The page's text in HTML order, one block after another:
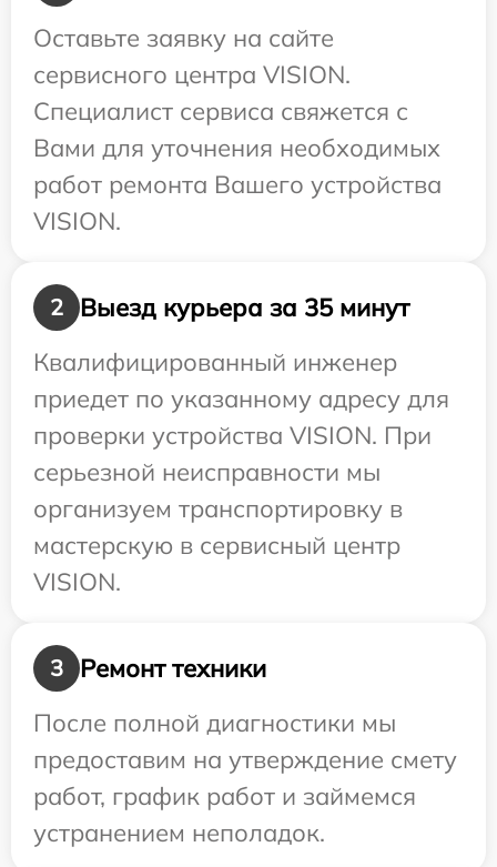
Оставьте заявку на сайте
сервисного центра VISION.
Специалист сервиса свяжется с
Вами для уточнения необходимых
работ ремонта Вашего устройства
VISION.
2
Выезд курьера за 35 минут
Квалифицированный инженер
приедет по указанному адресу для
проверки устройства VISION. При
серьезной неисправности мы
организуем транспортировку в
мастерскую в сервисный центр
VISION.
3
Ремонт техники
После полной диагностики мы
предоставим на утверждение смету
работ, график работ и займемся
устранением неполадок.